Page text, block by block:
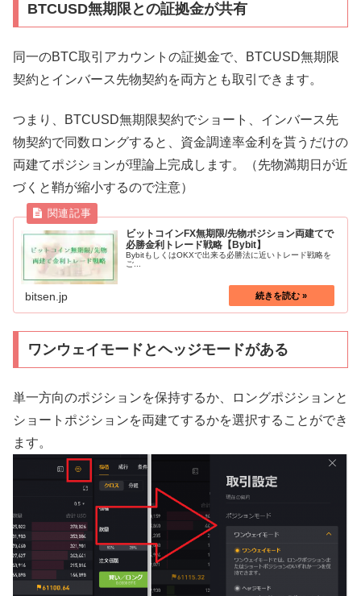
BTCUSD無期限との証拠金が共有
同一のBTC取引アカウントの証拠金で、BTCUSD無期限
契約とインバース先物契約を両方とも取引できます。
つまり、BTCUSD無期限契約でショート、インバース先
物契約で同数ロングすると、資金調達率金利を貰うだけの
両建てポジションが理論上完成します。（先物満期日が近
づくと鞘が縮小するので注意）
ビットコインFX無期限/先物ポジション両建てで
必勝金利トレード戦略【Bybit】
BybitもしくはOKXで出来る必勝法に近いトレード戦略を
ご...
bitsen.jp
ワンウェイモードとヘッジモードがある
単一方向のポジションを保持するか、ロングポジションと
ショートポジションを両建てするかを選択することができ
ます。